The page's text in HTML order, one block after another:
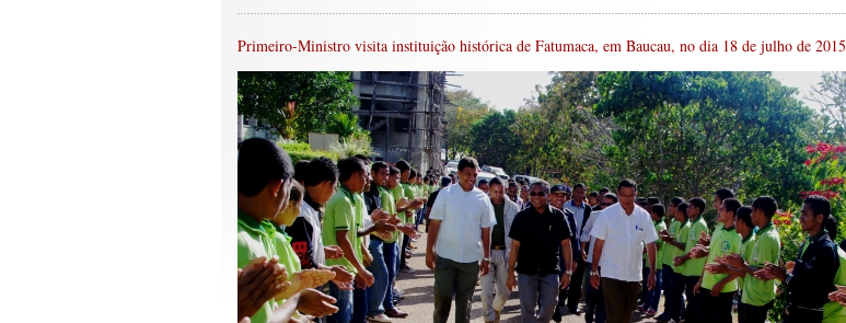
Primeiro-Ministro visita instituição histórica de Fatumaca, em Baucau, no dia 18 de julho de 2015